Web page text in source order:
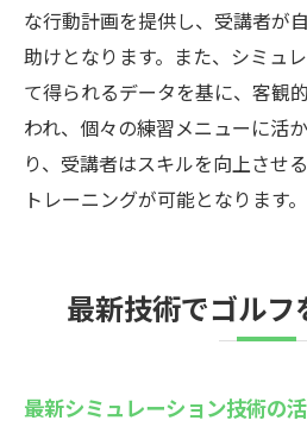
な行動計画を提供し、受講者が
助けとなります。また、シミュ
て得られるデータを基に、客観
われ、個々の練習メニューに活
り、受講者はスキルを向上させ
トレーニングが可能となります。
最新技術でゴル
最新シミュレーション技術の